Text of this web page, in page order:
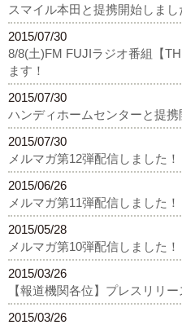
スマイル本田と提携開始しまし
2015/07/30
8/8(土)FM FUJIラジオ番組【
ます！
2015/07/30
ハンディホームセンターと提携
2015/07/30
メルマガ第12弾配信しました！
2015/06/26
メルマガ第11弾配信しました！
2015/05/28
メルマガ第10弾配信しました！
2015/03/26
【報道機関各位】プレスリリ
2015/03/26